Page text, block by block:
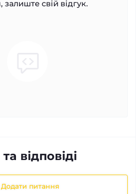
свій відгук.
відповіді
Додати питання